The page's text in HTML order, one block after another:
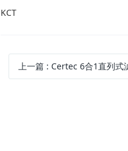
KCT
上一篇 : Certec 6合1直列式